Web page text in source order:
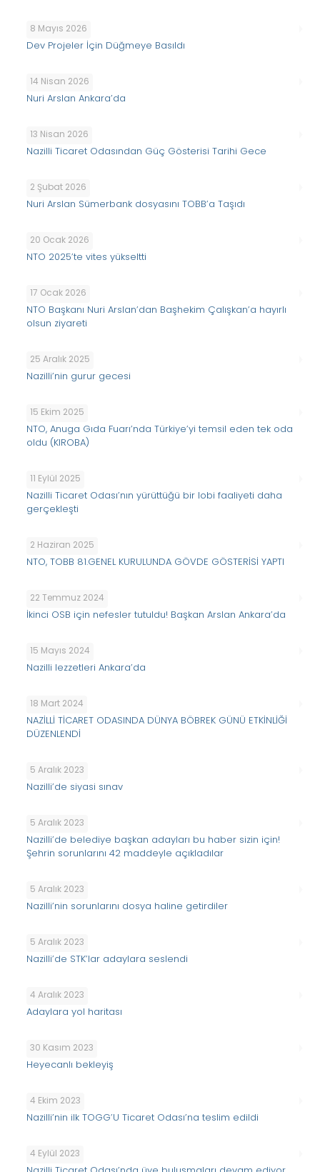
8 Mayıs 2026
Dev Projeler İçin Düğmeye Basıldı
14 Nisan 2026
Nuri Arslan Ankara’da
13 Nisan 2026
Nazilli Ticaret Odasından Güç Gösterisi Tarihi Gece
2 Şubat 2026
Nuri Arslan Sümerbank dosyasını TOBB’a Taşıdı
20 Ocak 2026
NTO 2025’te vites yükseltti
17 Ocak 2026
NTO Başkanı Nuri Arslan’dan Başhekim Çalışkan’a hayırlı
olsun ziyareti
25 Aralık 2025
Nazilli’nin gurur gecesi
15 Ekim 2025
NTO, Anuga Gıda Fuarı’nda Türkiye’yi temsil eden tek oda
oldu (KIROBA)
11 Eylül 2025
Nazilli Ticaret Odası’nın yürüttüğü bir lobi faaliyeti daha
gerçekleşti
2 Haziran 2025
NTO, TOBB 81.GENEL KURULUNDA GÖVDE GÖSTERİSİ YAPTI
22 Temmuz 2024
İkinci OSB için nefesler tutuldu! Başkan Arslan Ankara’da
15 Mayıs 2024
Nazilli lezzetleri Ankara’da
18 Mart 2024
NAZİLLİ TİCARET ODASINDA DÜNYA BÖBREK GÜNÜ ETKİNLİĞİ
DÜZENLENDİ
5 Aralık 2023
Nazilli’de siyasi sınav
5 Aralık 2023
Nazilli’de belediye başkan adayları bu haber sizin için!
Şehrin sorunlarını 42 maddeyle açıkladılar
5 Aralık 2023
Nazilli’nin sorunlarını dosya haline getirdiler
5 Aralık 2023
Nazilli’de STK’lar adaylara seslendi
4 Aralık 2023
Adaylara yol haritası
30 Kasım 2023
Heyecanlı bekleyiş
4 Ekim 2023
Nazilli’nin ilk TOGG’U Ticaret Odası’na teslim edildi
4 Eylül 2023